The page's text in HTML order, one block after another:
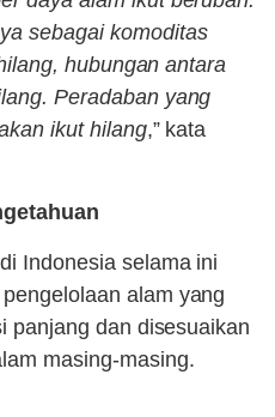
sebagai komoditas
hubungan antara
Peradaban yang
ikut hilang,” kata
Indonesia selama ini
alam yang
panjang dan disesuaikan
masing-masing.